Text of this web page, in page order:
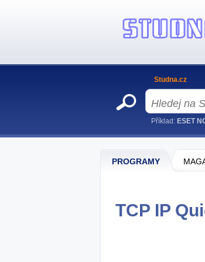
PROGRAMY
TCP IP
Studna.cz
Příklad: ESET